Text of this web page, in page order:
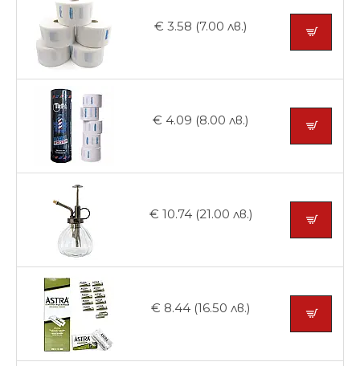
€ 3.58 (7.00 лв.)
€ 4.09 (8.00 лв.)
€ 10.74 (21.00 лв.)
€ 8.44 (16.50 лв.)